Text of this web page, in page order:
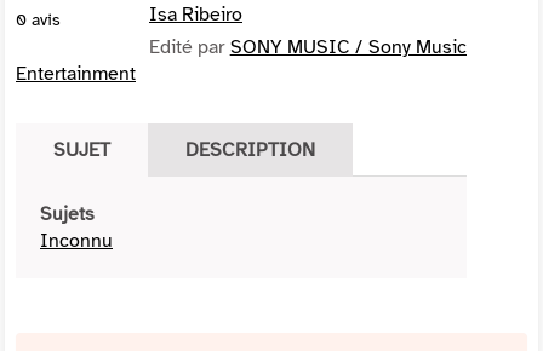
0 avis
Isa Ribeiro
Edité par SONY MUSIC / Sony Music
Entertainment
SUJET DESCRIPTION
Sujets
Inconnu